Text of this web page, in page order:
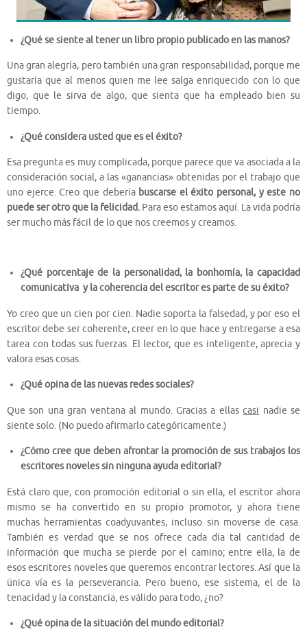
¿Qué se siente al tener un libro propio publicado en las manos?
Una gran alegría, pero también una gran responsabilidad, porque me
gustaría que al menos quien me lee salga enriquecido con lo que
digo, que le sirva de algo, que sienta que ha empleado bien su
tiempo.
¿Qué considera usted que es el éxito?
Esa pregunta es muy complicada, porque parece que va asociada a la
consideración social, a las «ganancias» obtenidas por el trabajo que
uno ejerce. Creo que deberíabuscarse el éxito personal, y este no
puede ser otro que la felicidad. Para eso estamos aquí. La vida podría
ser mucho más fácil de lo que nos creemos y creamos.
¿Qué porcentaje de la personalidad, la bonhomía, la capacidad
comunicativa y la coherencia del escritor es parte de su éxito?
Yo creo que un cien por cien. Nadie soporta la falsedad, y por eso el
escritor debe ser coherente, creer en lo que hace y entregarse a esa
tarea con todas sus fuerzas. El lector, que es inteligente, aprecia y
valora esas cosas.
¿Qué opina de las nuevas redes sociales?
Que son una gran ventana al mundo. Gracias a ellascasi nadie se
siente solo. (No puedo afirmarlo categóricamente.)
¿Cómo cree que deben afrontar la promoción de sus trabajos los
escritores noveles sin ninguna ayuda editorial?
Está claro que, con promoción editorial o sin ella, el escritor ahora
mismo se ha convertido en su propio promotor, y ahora tiene
muchas herramientas coadyuvantes, incluso sin moverse de casa.
También es verdad que se nos ofrece cada día tal cantidad de
información que mucha se pierde por el camino; entre ella, la de
esos escritores noveles que queremos encontrar lectores. Así que la
única vía es la perseverancia. Pero bueno, ese sistema, el de la
tenacidad y la constancia, es válido para todo, ¿no?
¿Qué opina de la situación del mundo editorial?